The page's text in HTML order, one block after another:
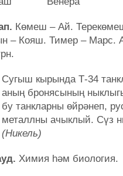
Көмеш – Ай.
– Кояш. Тимер – Марс.
Сугыш кырында Т-34
аның бронясының
бу танкларны өйрәнеп,
металлны ачыклый. Сүз
(Никель)
. Химия һәм биология.